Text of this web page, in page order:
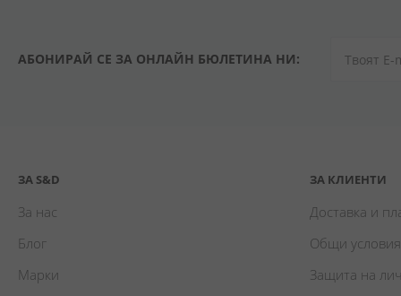
АБОНИРАЙ СЕ ЗА ОНЛАЙН БЮЛЕТИНА НИ:
ЗА S&D
За нас
Блог
Марки
ЗА КЛИЕНТИ
Доставка и
Общи условия
Защита на